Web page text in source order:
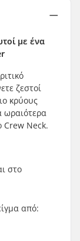
με ένα
ζεστοί
κρύους
ωραιότερα
Crew Neck.
στο
από: